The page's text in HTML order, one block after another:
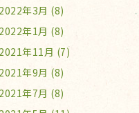
2022年3月 (8)
2022年1月 (8)
2021年11月 (7)
2021年9月 (8)
2021年7月 (8)